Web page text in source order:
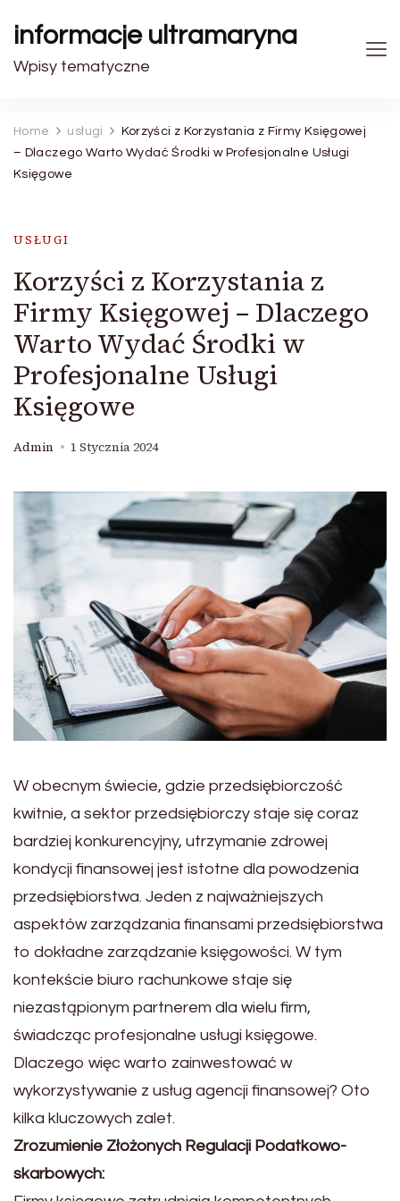
informacje ultramaryna
Wpisy tematyczne
Home usługi
Korzyści z Korzystania z Firmy Księgowej
– Dlaczego Warto Wydać Środki w Profesjonalne Usługi
Księgowe
USŁUGI
Korzyści z Korzystania z
Firmy Księgowej – Dlaczego
Warto Wydać Środki w
Profesjonalne Usługi
Księgowe
Admin 1 Stycznia 2024
W obecnym świecie, gdzie przedsiębiorczość
kwitnie, a sektor przedsiębiorczy staje się coraz
bardziej konkurencyjny, utrzymanie zdrowej
kondycji finansowej jest istotne dla powodzenia
przedsiębiorstwa. Jeden z najważniejszych
aspektów zarządzania finansami przedsiębiorstwa
to dokładne zarządzanie księgowości. W tym
kontekście biuro rachunkowe staje się
niezastąpionym partnerem dla wielu firm,
świadcząc profesjonalne usługi księgowe.
Dlaczego więc warto zainwestować w
wykorzystywanie z usług agencji finansowej? Oto
kilka kluczowych zalet.
Zrozumienie Złożonych Regulacji Podatkowo-
skarbowych: